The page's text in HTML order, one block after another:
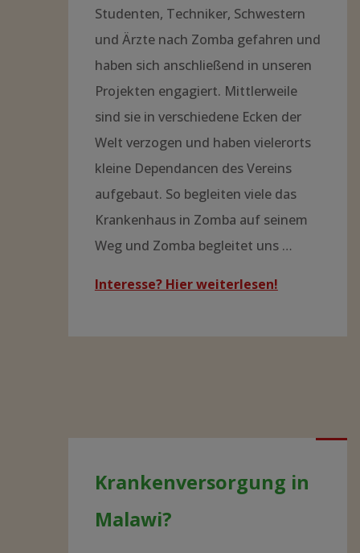
Studenten, Techniker, Schwestern
und Ärzte nach Zomba gefahren und
haben sich anschließend in unseren
Projekten engagiert. Mittlerweile
sind sie in verschiedene Ecken der
Welt verzogen und haben vielerorts
kleine Dependancen des Vereins
aufgebaut. So begleiten viele das
Krankenhaus in Zomba auf seinem
Weg und Zomba begleitet uns …
Interesse? Hier weiterlesen!
Krankenversorgung in
Malawi?